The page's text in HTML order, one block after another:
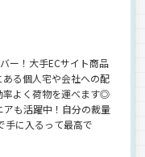
ー！大手ECサイト商品
る個人宅や会社への配
率よく荷物を運べます◎
も活躍中！自分の裁量
手に入るって最高で